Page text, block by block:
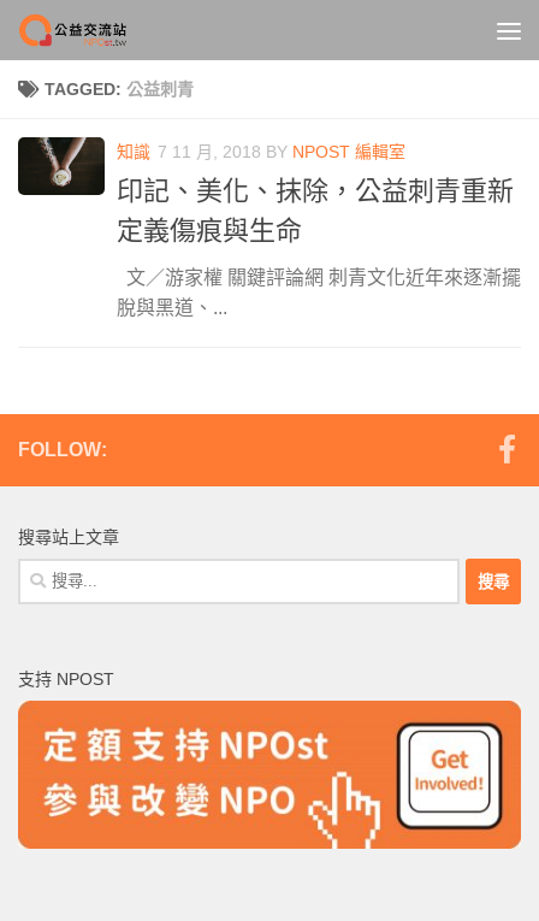
Skip to content
TAGGED: 公益刺青
知識 7 11 月, 2018 BY NPOST 編輯室
印記、美化、抹除，公益刺青重新
定義傷痕與生命
文／游家權 關鍵評論網 刺青文化近年來逐漸擺
脫與黑道、...
FOLLOW:
搜尋站上文章
搜
尋
字:
支持 NPOST